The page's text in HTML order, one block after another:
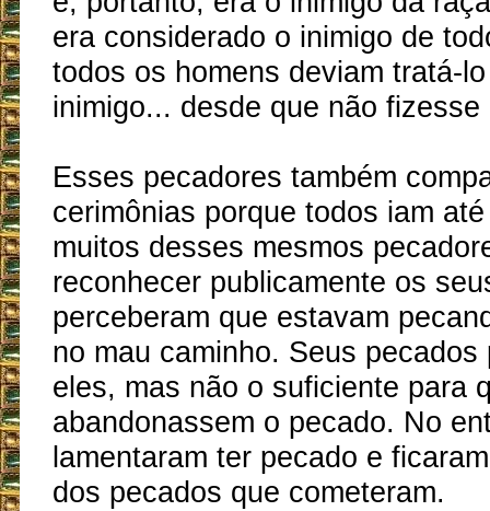
era considerado o inimigo de
todos os homens deviam tratá-
inimigo... desde que não fizesse
Esses pecadores também
cerimônias porque todos iam
muitos desses mesmos
reconhecer publicamente os
perceberam que estavam
no mau caminho. Seus pecados
eles, mas não o suficiente para
abandonassem o pecado. No
lamentaram ter pecado e
dos pecados que cometeram.